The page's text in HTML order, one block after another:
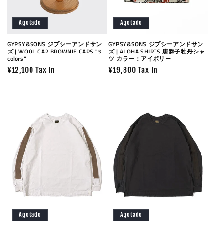
Agotado
GYPSY&SONS ジプシーアンドサン
ズ | WOOL CAP BROWNIE CAPS "3
colors"
Precio
¥12,100 Tax In
Agotado
GYPSY&SONS ジプシーアンドサン
ズ | ALOHA SHIRTS 唐獅子牡丹シャ
ツ カラー：アイボリー
Precio
¥19,800 Tax In
Agotado Agotado